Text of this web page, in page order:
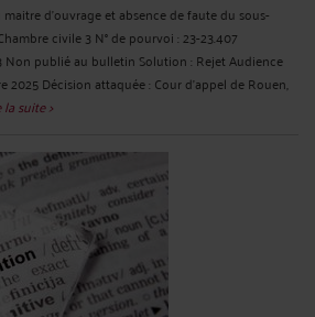
d'ouvrage et absence de faute du sous-
civile 3 N° de pourvoi : 23-23.407
Non publié au bulletin Solution : Rejet Audience
Décision attaquée : Cour d'appel de Rouen,
la suite >